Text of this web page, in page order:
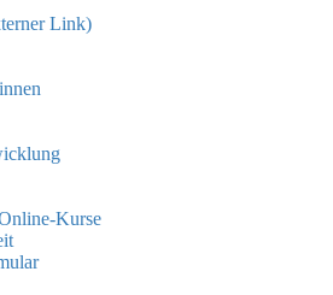
Link)
Kurse